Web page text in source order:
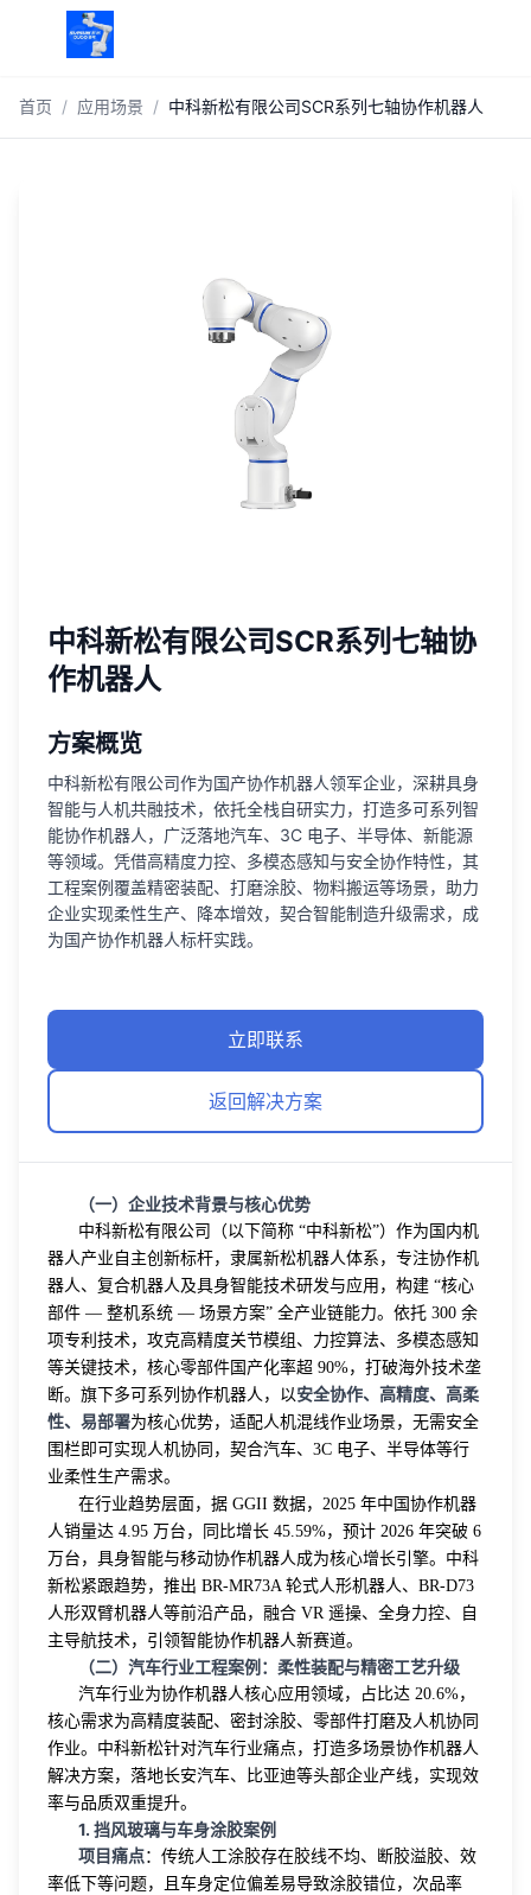
跳到主内容
首页 / 应用场景 / 中科新松有限公司SCR系列七轴协作机器人
中科新松有限公司SCR系列七轴协
作机器人
方案概览
中科新松有限公司作为国产协作机器人领军企业，深耕具身
智能与人机共融技术，依托全栈自研实力，打造多可系列智
能协作机器人，广泛落地汽车、3C 电子、半导体、新能源
等领域。凭借高精度力控、多模态感知与安全协作特性，其
工程案例覆盖精密装配、打磨涂胶、物料搬运等场景，助力
企业实现柔性生产、降本增效，契合智能制造升级需求，成
为国产协作机器人标杆实践。
立即联系
返回解决方案
（一）企业技术背景与核心优势
中科新松有限公司（以下简称 “中科新松”）作为国内机
器人产业自主创新标杆，隶属新松机器人体系，专注协作机
器人、复合机器人及具身智能技术研发与应用，构建 “核心
部件 — 整机系统 — 场景方案” 全产业链能力。依托 300 余
项专利技术，攻克高精度关节模组、力控算法、多模态感知
等关键技术，核心零部件国产化率超 90%，打破海外技术垄
断。旗下多可系列协作机器人，以安全协作、高精度、高柔
性、易部署为核心优势，适配人机混线作业场景，无需安全
围栏即可实现人机协同，契合汽车、3C 电子、半导体等行
业柔性生产需求。
在行业趋势层面，据 GGII 数据，2025 年中国协作机器
人销量达 4.95 万台，同比增长 45.59%，预计 2026 年突破 6
万台，具身智能与移动协作机器人成为核心增长引擎。中科
新松紧跟趋势，推出 BR-MR73A 轮式人形机器人、BR-D73
人形双臂机器人等前沿产品，融合 VR 遥操、全身力控、自
主导航技术，引领智能协作机器人新赛道。
（二）汽车行业工程案例：柔性装配与精密工艺升级
汽车行业为协作机器人核心应用领域，占比达 20.6%，
核心需求为高精度装配、密封涂胶、零部件打磨及人机协同
作业。中科新松针对汽车行业痛点，打造多场景协作机器人
解决方案，落地长安汽车、比亚迪等头部企业产线，实现效
率与品质双重提升。
1. 挡风玻璃与车身涂胶案例
项目痛点：传统人工涂胶存在胶线不均、断胶溢胶、效
率低下等问题，且车身定位偏差易导致涂胶错位，次品率